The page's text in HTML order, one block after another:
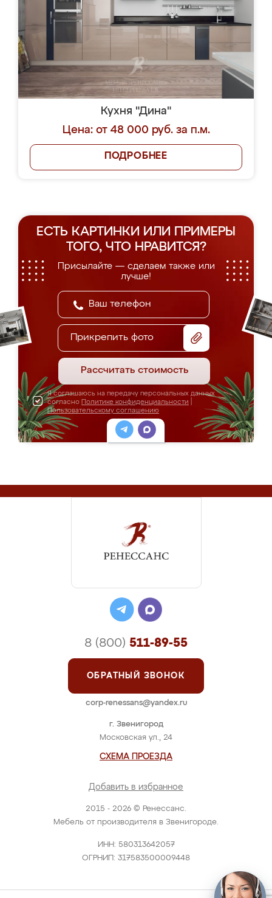
Кухня "Дина"
Цена: от 48 000 руб. за п.м.
ПОДРОБНЕЕ
ЕСТЬ КАРТИНКИ ИЛИ ПРИМЕРЫ
ТОГО, ЧТО НРАВИТСЯ?
Присылайте — сделаем также или
лучше!
Прикрепить фото
Рассчитать стоимость
Я соглашаюсь на передачу персональных данных
согласно Политике конфиденциальности
Пользовательскому соглашению
2015 - 2026 © Ренессанс.
Мебель от производителя в Звенигороде.
ИНН: 580313642057
ОГРНИП: 317583500009448
г. Звенигород
Московская ул., 24
СХЕМА ПРОЕЗДА
Добавить в избранное
8 (800) 511-89-55
ОБРАТНЫЙ ЗВОНОК
corp-renessans@yandex.ru